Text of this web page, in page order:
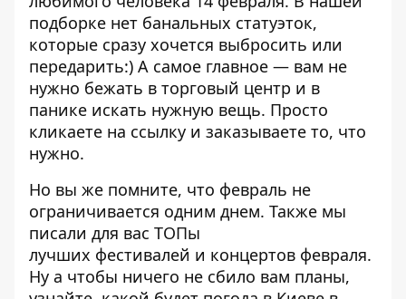
подборке нет банальных статуэток,
которые сразу хочется выбросить или
передарить:) А самое главное — вам не
нужно бежать в торговый центр и в
панике искать нужную вещь. Просто
кликаете на ссылку и заказываете то, что
нужно.
Но вы же помните, что февраль не
ограничивается одним днем. Также мы
писали для вас ТОПы
лучших фестивалей и концертов февраля.
Ну а чтобы ничего не сбило вам планы,